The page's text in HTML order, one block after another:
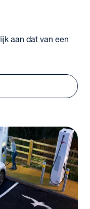
aan dat van een